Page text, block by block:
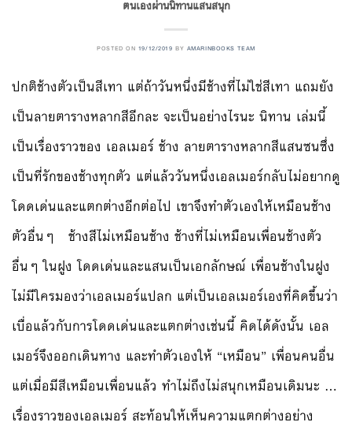
ตนเองผ่านนิทานแสนสนุก
POSTED ON 19/12/2019 BY AMARINBOOKS TEAM
ปกติช้างตัวเป็นสีเทา แต่ถ้าวันหนึ่งมีช้างที่ไม่ใช่สีเทา แถมยัง
เป็นลายตารางหลากสีอีกละ จะเป็นอย่างไรนะ นิทาน เล่มนี้
เป็นเรื่องราวของ เอลเมอร์ ช้าง ลายตารางหลากสีแสนซนซึ่ง
เป็นที่รักของช้างทุกตัว แต่แล้ววันหนึ่งเอลเมอร์กลับไม่อยากดู
โดดเด่นและแตกต่างอีกต่อไป เขาจึงทำตัวเองให้เหมือนช้าง
ตัวอื่นๆ ช้างสีไม่เหมือนช้าง ช้างที่ไม่เหมือนเพื่อนช้างตัว
อื่นๆ ในฝูง โดดเด่นและแสนเป็นเอกลักษณ์ เพื่อนช้างในฝูง
ไม่มีใครมองว่าเอลเมอร์แปลก แต่เป็นเอลเมอร์เองที่คิดขึ้นว่า
เบื่อแล้วกับการโดดเด่นและแตกต่างเช่นนี้ คิดได้ดังนั้น เอล
เมอร์จึงออกเดินทาง และทำตัวเองให้ “เหมือน” เพื่อนคนอื่น
แต่เมื่อมีสีเหมือนเพื่อนแล้ว ทำไม่ถึงไม่สนุกเหมือนเดิมนะ …
เรื่องราวของเอลเมอร์ สะท้อนให้เห็นความแตกต่างอย่าง